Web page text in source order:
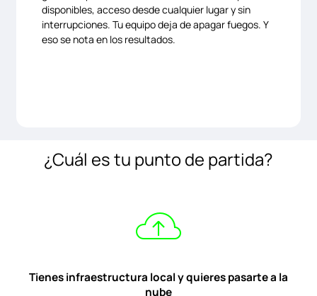
disponibles, acceso desde cualquier lugar y sin
interrupciones. Tu equipo deja de apagar fuegos. Y
eso se nota en los resultados.
¿Cuál es tu punto de partida?
Tienes infraestructura local y quieres pasarte a la
nube